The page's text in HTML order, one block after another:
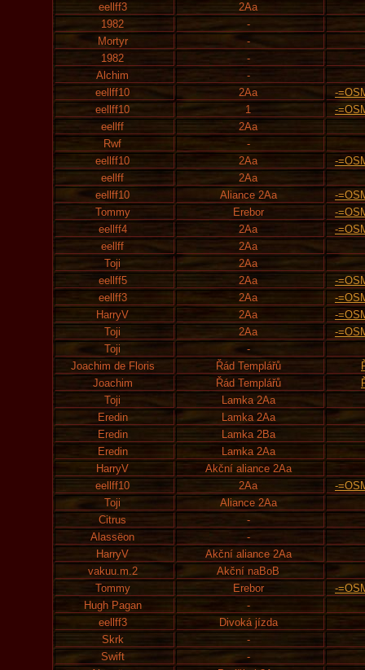
eellff3
2Aa
1982
-
Mortyr
-
1982
-
Alchim
-
eellff10
2Aa
-
eellff10
1
-
eellff
2Aa
Rwf
-
eellff10
2Aa
-
eellff
2Aa
eellff10
Aliance 2Aa
-
Tommy
Erebor
-
eellff4
2Aa
-
eellff
2Aa
Toji
2Aa
eellff5
2Aa
-
eellff3
2Aa
-
HarryV
2Aa
-
Toji
2Aa
-
Toji
-
Joachim de Floris
Řád Templářů
Joachim
Řád Templářů
Toji
Lamka 2Aa
Eredin
Lamka 2Aa
Eredin
Lamka 2Ba
Eredin
Lamka 2Aa
HarryV
Akční aliance 2Aa
eellff10
2Aa
-
Toji
Aliance 2Aa
Citrus
-
Alassëon
-
HarryV
Akční aliance 2Aa
vakuu.m.2
Akční naBoB
Tommy
Erebor
-
Hugh Pagan
-
eellff3
Divoká jízda
Skrk
-
Swift
-